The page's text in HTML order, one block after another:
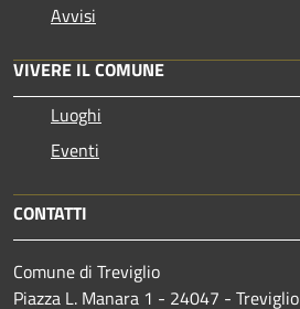
Avvisi
VIVERE IL COMUNE
Luoghi
Eventi
CONTATTI
Comune di Treviglio
Piazza L. Manara 1 - 24047 - Treviglio